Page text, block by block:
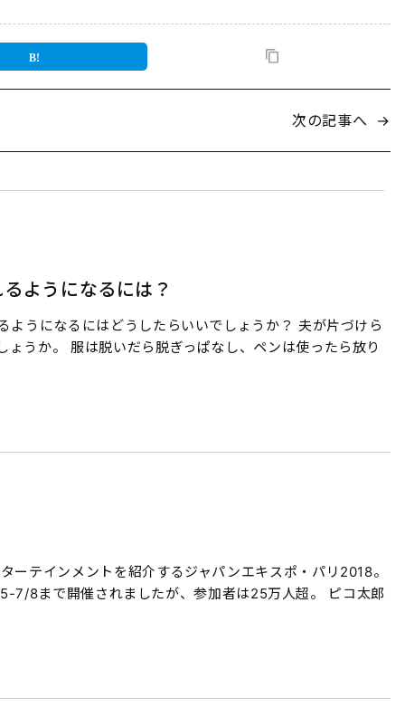
次の記事へ →
ようになるには？
うになるにはどうしたらいいでしょうか？ 夫が片づけら
うか。 服は脱いだら脱ぎっぱなし、ペンは使ったら放り
テインメントを紹介するジャパンエキスポ・パリ2018。
7/8まで開催されましたが、参加者は25万人超。 ピコ太郎